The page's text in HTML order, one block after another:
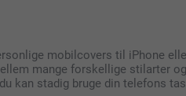
mobilcovers til iPhone
mange forskellige stilarter
kan stadig bruge din telefons